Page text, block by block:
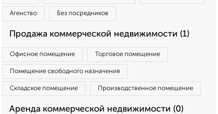
Агенство Без посредников
Продажа коммерческой недвижимости (1)
Офисное помещение Торговое помещение
Помещение свободного назначения
Складское помещение Производственное помещение
Аренда коммерческой недвижимости (0)